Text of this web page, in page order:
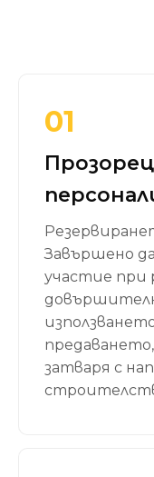
01
Прозорец
Завършено
участие при
затваря с